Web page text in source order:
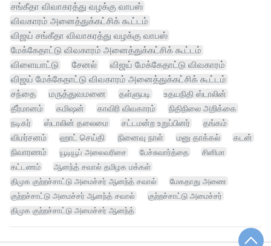
சங்கீதா விவாகரத்து வழக்கு வாபஸ்
விவகாரம் அனைத்துக்கட்சிக் கூட்டம்
விஜய் சங்கீதா விவாகரத்து வழக்கு வாபஸ்
மேக்கேதாட்டு விவகாரம் அனைத்துக்கட்சிக் கூட்டம்
விளையாட்டு
சேனல்
விஜய் மேக்கேதாட்டு விவகாரம்
விஜய் மேக்கேதாட்டு விவகாரம் அனைத்துக்கட்சிக் கூட்டம்
சந்தை
மருத்துவமனை தள்ளுபடி
உதயநிதி ஸ்டாலின்
தீர்மானம்
கமிஷன் காவிரி விவகாரம்
நிதிநிலை அறிக்கை
நடிகர்
ஸ்டாலின் தலைமை சட்டமன்ற உறுப்பினர்
தங்கம்
விமர்சனம்
ஹாட் செய்தி நினைவு நாள் மனு தாக்கல்
கடன்
நிவாரணம்
யூடியூப் அலைவரிசை பேச்சுவார்த்தை
சினிமா
கட்டணம்
ஆனந்த் சவால் தமிழக மக்கள்
திமுக குற்றச்சாட்டு அமைச்சர் ஆனந்த் சவால்
மேகதாது அணை
குற்றச்சாட்டு அமைச்சர் ஆனந்த் சவால்
குற்றச்சாட்டு அமைச்சர்
திமுக குற்றச்சாட்டு அமைச்சர் ஆனந்த்